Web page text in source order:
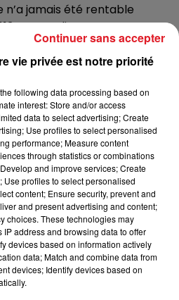
n’a jamais été rentable
Les syndicats, eux,
ces dernières
seront proposés
La production s'arrêtera
En attendant, l’activité va se
aux dernières commandes
le site.
vie privée est notre priorité
following data processing based on
interest: Store and/or access
data to select advertising; Create
Use profiles to select personalised
performance; Measure content
through statistics or combinations
and improve services; Create
profiles to select personalised
content; Ensure security, prevent and
and present advertising and content;
choices. These technologies may
address and browsing data to offer
devices based on information actively
data; Match and combine data from
devices; Identify devices based on
Continuer sans accepter